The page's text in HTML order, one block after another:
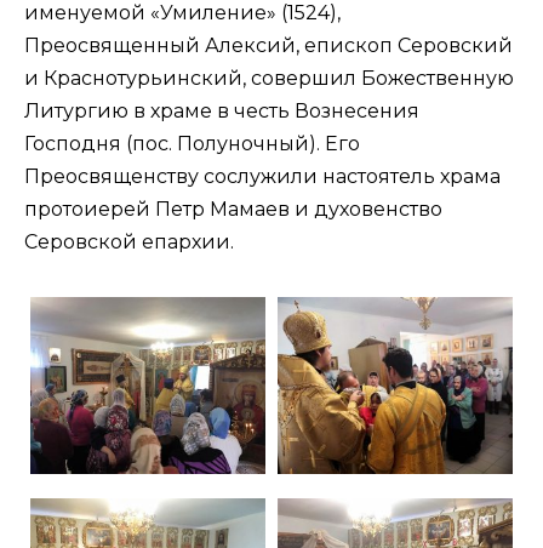
именуемой «Умиление» (1524),
Преосвященный Алексий, епископ Серовский
и Краснотурьинский, совершил Божественную
Литургию в храме в честь Вознесения
Господня (пос. Полуночный). Его
Преосвященству сослужили настоятель храма
протоиерей Петр Мамаев и духовенство
Серовской епархии.